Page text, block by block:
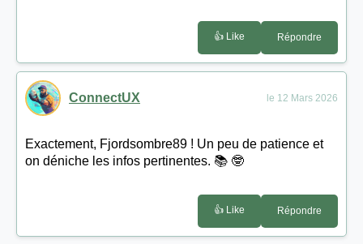
👍 Like Répondre
ConnectUX le 12 Mars 2026
Exactement, Fjordsombre89 ! Un peu de patience et
on déniche les infos pertinentes. 📚 🤓
👍 Like Répondre